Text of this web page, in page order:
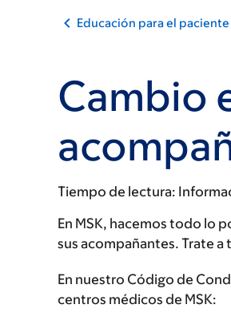
Educación para el
Cambio
Tiempo de lectura:
En MSK, hacemos todo lo
sus acompañantes. Trate
En nuestro Código de
centros médicos de MSK: